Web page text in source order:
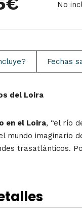
No
Fechas
del Loira
en el Loira, “el río
mundo imaginario
trasatlánticos.